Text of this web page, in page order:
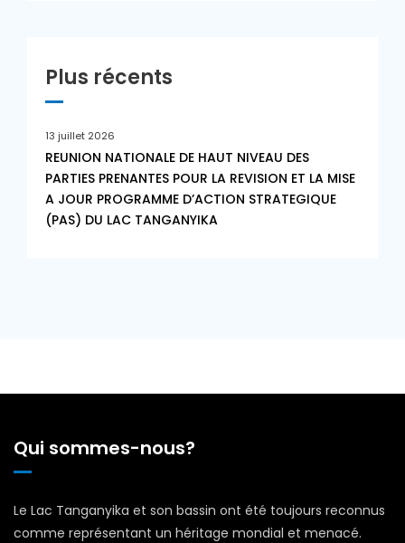
Plus récents
13 juillet 2026
REUNION NATIONALE DE HAUT NIVEAU DES
PARTIES PRENANTES POUR LA REVISION ET LA MISE
A JOUR PROGRAMME D’ACTION STRATEGIQUE
(PAS) DU LAC TANGANYIKA
Qui sommes-nous?
Le Lac Tanganyika et son bassin ont été toujours reconnus
comme représentant un héritage mondial et menacé.